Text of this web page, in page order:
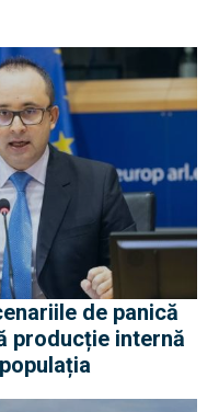
de panică
producție internă